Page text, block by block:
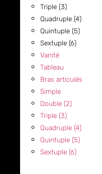
Triple (3)
Quadruple (4)
Quintuple (5)
Sextuple (6)
Vanité
Tableau
Bras articulés
Simple
Double (2)
Triple (3)
Quadruple (4)
Quintuple (5)
Sextuple (6)